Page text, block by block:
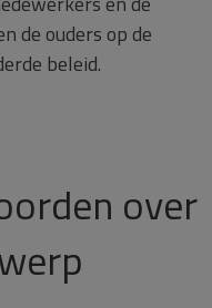
de ouders op de
beleid.
over